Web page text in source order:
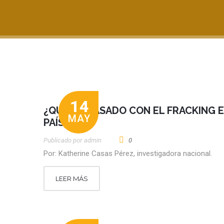
14
MAY
¿QUÉ HA PASADO CON EL FRACKING
PAÍS?
Publicado por Admin 0
Por: Katherine Casas Pérez, investigadora nacional.
LEER MÁS